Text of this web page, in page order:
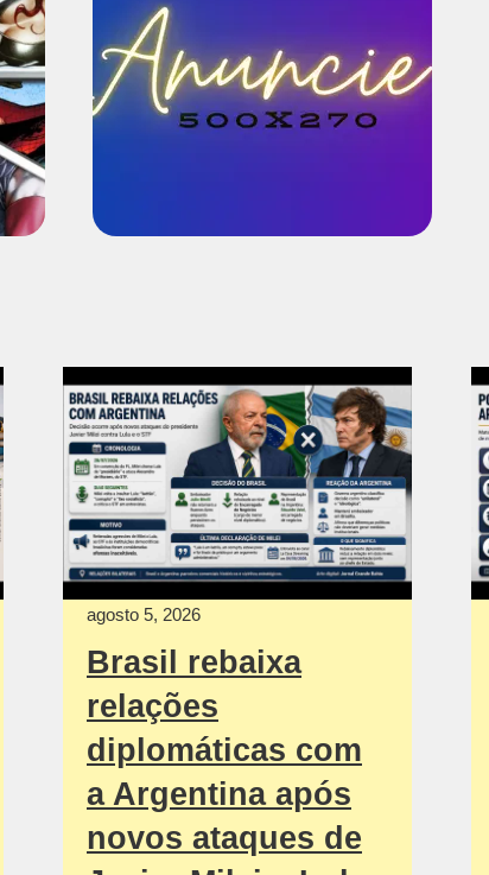
agosto 5, 2026
Brasil rebaixa
relações
diplomáticas com
a Argentina após
novos ataques de